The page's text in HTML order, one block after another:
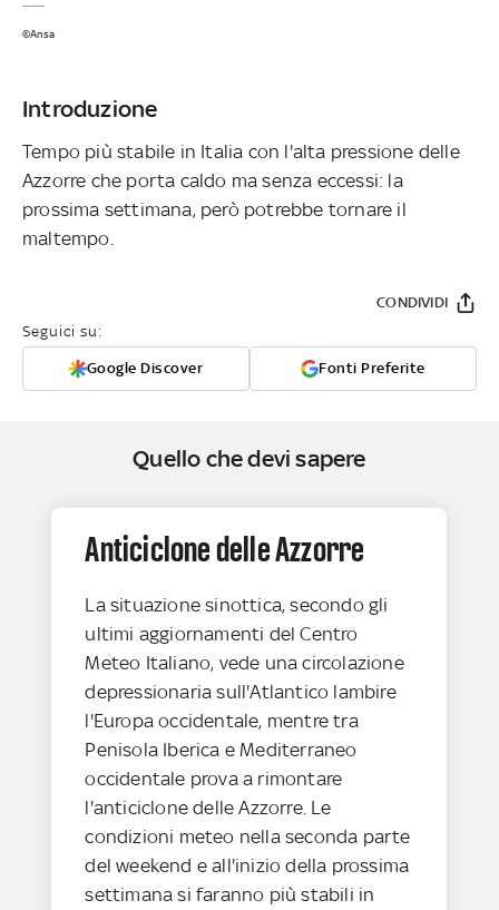
©Ansa
Introduzione
Tempo più stabile in Italia con l'alta pressione delle
Azzorre che porta caldo ma senza eccessi: la
prossima settimana, però potrebbe tornare il
maltempo.
Seguici su:
Google Discover Fonti Preferite
CONDIVIDI
Quello che devi sapere
Anticiclone delle Azzorre
La situazione sinottica, secondo gli
ultimi aggiornamenti del Centro
Meteo Italiano, vede una circolazione
depressionaria sull'Atlantico lambire
l'Europa occidentale, mentre tra
Penisola Iberica e Mediterraneo
occidentale prova a rimontare
l'anticiclone delle Azzorre. Le
condizioni meteo nella seconda parte
del weekend e all'inizio della prossima
settimana si faranno più stabili in